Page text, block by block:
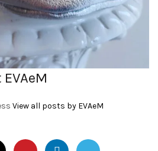
View all posts by EVAeM